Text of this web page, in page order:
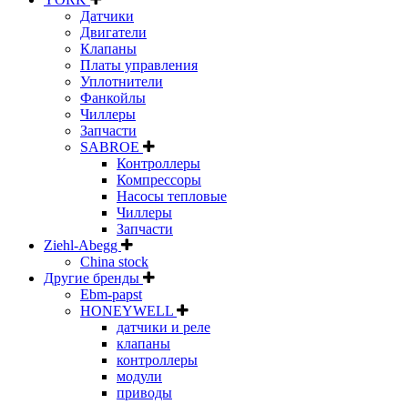
Датчики
Двигатели
Клапаны
Платы управления
Уплотнители
Фанкойлы
Чиллеры
Запчасти
SABROE
Контроллеры
Компрессоры
Насосы тепловые
Чиллеры
Запчасти
Ziehl-Abegg
China stock
Другие бренды
Ebm-papst
HONEYWELL
датчики и реле
клапаны
контроллеры
модули
приводы